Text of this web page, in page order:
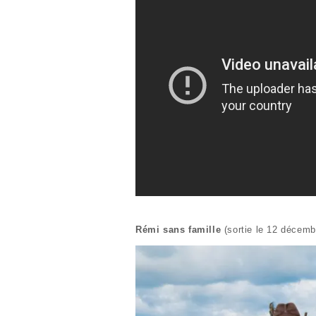
Rémi sans famille (sortie le 12